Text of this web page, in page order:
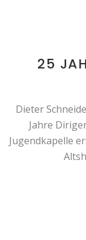
25
Dieter
Jahre
Jugendkapelle